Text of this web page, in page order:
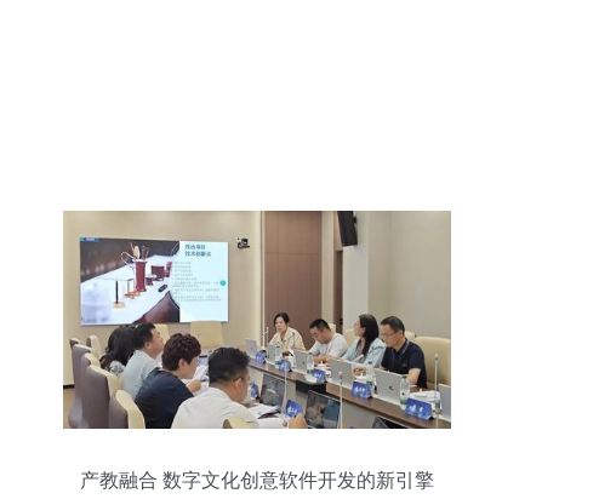
产教融合 数字文化创意软件开发的新引擎